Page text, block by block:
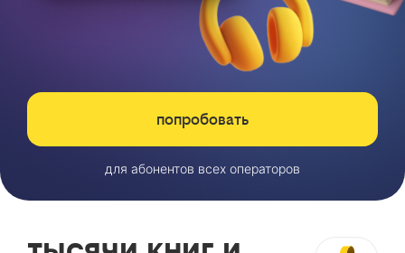
попробовать
для абонентов всех операторов